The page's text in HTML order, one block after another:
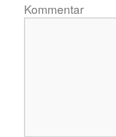
Kommentar